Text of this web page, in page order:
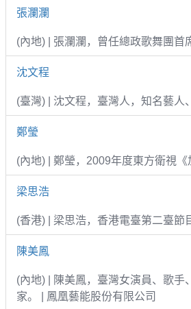
張瀾瀾
(內地) | 張瀾瀾，曾任總政歌舞團首
沈文程
(臺灣) | 沈文程，臺灣人，知名藝人
鄭瑩
(內地) | 鄭瑩，2009年度東方衛視《
梁思浩
(香港) | 梁思浩，香港電臺第二臺節
陳美鳳
(內地) | 陳美鳳，臺灣女演員、歌手
家。 | 鳳凰藝能股份有限公司